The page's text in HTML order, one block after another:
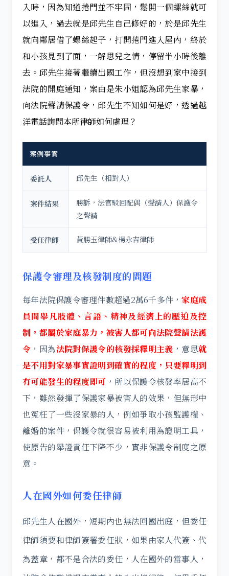
入時，因為知道捲門並不牢固，鬆開一個螺絲就可
以進入，過去就是邱先生自己修好的，於是邱先生
就向鄰居借了螺絲起子，打開捲門進入屋內，終於
和小孩見到了面，一解思兒之情，停留半小時後離
去。邱先生接著繼續出國工作，但沒想到家中接到
法院的開庭通知，案由是朱小姐認為邱先生家暴，
向法院聲請保護令，邱先生不知如何是好，透過越
洋電話詢問本所律師如何處理？
案例事實
委託人 邱先生（相對人）
案件結果
勝訴，法官駁回配偶（聲請人）保護令
之聲請
受任律師 黃勝玉律師&楊永吉律師
保護令審理及核發制度的問題
每年法院保護令審理件數超過2萬6千多件，家庭成
員間舉凡肢體、言語、精神及經濟上的壓迫及控
制，都屬於家庭暴力，被害人都可向法院聲請法護
令 ，因為法院對保護令的核發採釋明主義 ，意思就
是不用對家暴事實證明到確實的程度，只要釋明到
有可能發生的程度即可 ，所以保護令核發率居高不
下，雖然發揮了保護家暴被害人的效果，但無形中
也冤枉了一些沒家暴的人，例如爭取小孩監護權、
離婚的案件，保護令就很容易被利用為證明工具，
使原告的舉證責任下降不少，實非保護令制度之原
意。
人在國外如何委任律師
邱先生人在國外，短期內也無法回國出庭，但委任
律師須要和律師簽署委任狀，如果由家人代簽、代
為蓋章，都不是合法的委任，人在國外的當事人，